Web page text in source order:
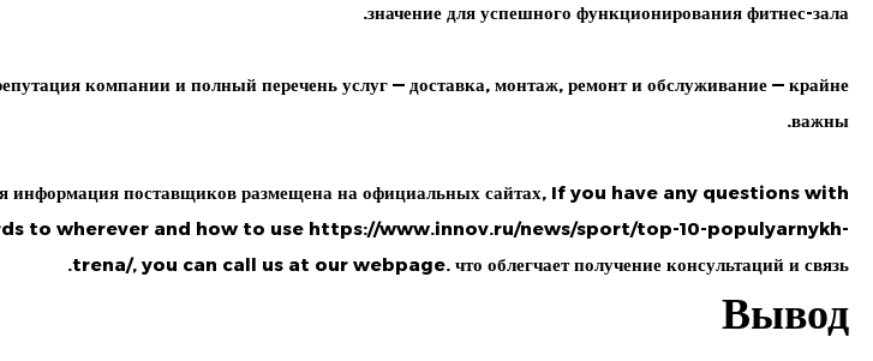
значение для успешного функционирования фитнес-зала.
компании и полный перечень услуг — доставка, монтаж, ремонт и обслуживание — крайне
важны.
информация поставщиков размещена на официальных сайтах, If you have any questions with
to wherever and how to use https://www.innov.ru/news/sport/top-10-populyarnykh-
trena/, you can call us at our webpage. что облегчает получение консультаций и связь.
Вывод